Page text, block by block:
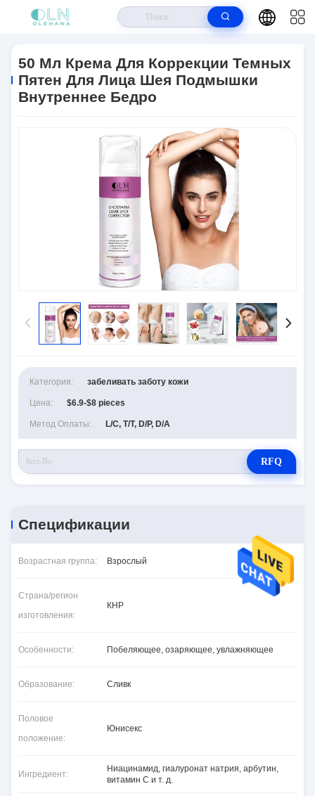
Коррекции Темных Пятен Для Лица Шея Подмышки Внутреннее Бедро
50 Мл Крема Для Коррекции Темных
Пятен Для Лица Шея Подмышки
Внутреннее Бедро
Категория: забеливать заботу кожи
Цена: $6.9-$8 pieces
Метод Оплаты: L/C, T/T, D/P, D/A
RFQ
Спецификации
Возрастная группа: Взрослый
Страна/регион
изготовления:
КНР
Особенности: Побеляющее, озаряющее, увлажняющее
Образование: Сливк
Половое
положение:
Юнисекс
Ингредиент:
Ниацинамид, гиалуронат натрия, арбутин,
витамин С и т. д.